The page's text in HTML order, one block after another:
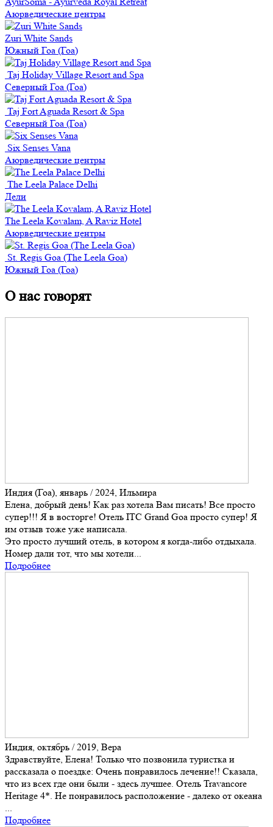
Аюрведические центры
Zuri White Sands
Южный Гоа (Гоа)
Taj Holiday Village Resort and Spa
Северный Гоа (Гоа)
Taj Fort Aguada Resort & Spa
Северный Гоа (Гоа)
Six Senses Vana
Аюрведические центры
The Leela Palace Delhi
Дели
The Leela Kovalam, A Raviz Hotel
Аюрведические центры
St. Regis Goa (The Leela Goa)
Южный Гоа (Гоа)
О нас говорят
Индия (Гоа), январь / 2024, Ильмира
Елена, добрый день! Как раз хотела Вам писать! Все просто
супер!!! Я в восторге! Отель ITC Grand Goa просто супер! Я
им отзыв тоже уже написала.
Это просто лучший отель, в котором я когда-либо отдыхала.
Номер дали тот, что мы хотели...
Подробнее
Индия, октябрь / 2019, Вера
Здравствуйте, Елена! Только что позвонила туристка и
рассказала о поездке: Очень понравилось лечение!! Сказала,
что из всех где они были - здесь лучшее. Отель Travancore
Heritage 4*. Не понравилось расположение - далеко от океана
...
Подробнее